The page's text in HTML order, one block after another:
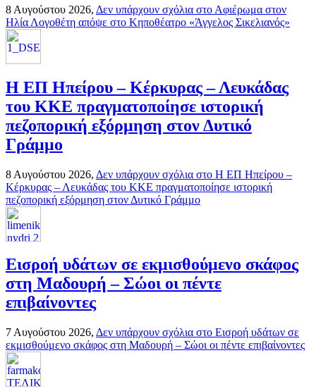
8 Αυγούστου 2026, Δεν υπάρχουν σχόλια στο Αφιέρωμα στον
Ηλία Λογοθέτη απόψε στο Κηποθέατρο «Άγγελος Σικελιανός»
Η ΕΠ Ηπείρου – Κέρκυρας – Λευκάδας
του ΚΚΕ πραγματοποίησε ιστορική
πεζοπορική εξόρμηση στον Δυτικό
Γράμμο
8 Αυγούστου 2026, Δεν υπάρχουν σχόλια στο Η ΕΠ Ηπείρου –
Κέρκυρας – Λευκάδας του ΚΚΕ πραγματοποίησε ιστορική
πεζοπορική εξόρμηση στον Δυτικό Γράμμο
Εισροή υδάτων σε εκμισθούμενο σκάφος
στη Μαδουρή – Σώοι οι πέντε
επιβαίνοντες
7 Αυγούστου 2026, Δεν υπάρχουν σχόλια στο Εισροή υδάτων σε
εκμισθούμενο σκάφος στη Μαδουρή – Σώοι οι πέντε επιβαίνοντες